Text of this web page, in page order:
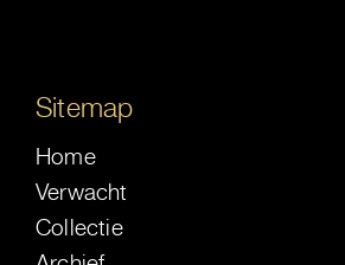
Sitemap
Home
Verwacht
Collectie